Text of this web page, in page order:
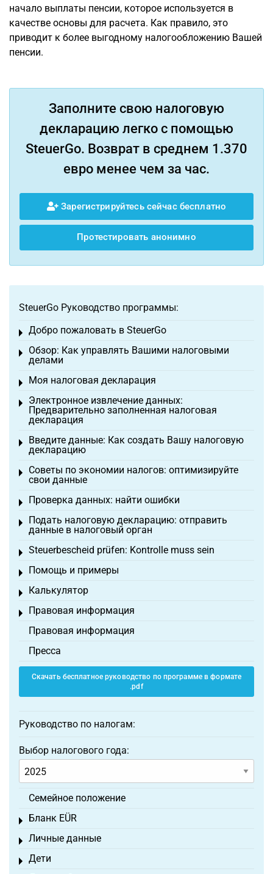
начало выплаты пенсии, которое используется в
качестве основы для расчета. Как правило, это
приводит к более выгодному налогообложению Вашей
пенсии.
Заполните свою налоговую
декларацию легко с помощью
SteuerGo. Возврат в среднем 1.370
евро менее чем за час.
Зарегистрируйтесь сейчас бесплатно
Протестировать анонимно
SteuerGo Руководство программы:
Добро пожаловать в SteuerGo
Toggle menu
Обзор: Как управлять Вашими налоговыми
делами
Toggle menu
Моя налоговая декларация
Toggle menu
Электронное извлечение данных:
Предварительно заполненная налоговая
декларация
Toggle menu
Введите данные: Как создать Вашу налоговую
декларацию
Toggle menu
Советы по экономии налогов: оптимизируйте
свои данные
Toggle menu
Проверка данных: найти ошибки
Toggle menu
Подать налоговую декларацию: отправить
данные в налоговый орган
Toggle menu
Steuerbescheid prüfen: Kontrolle muss sein
Toggle menu
Помощь и примеры
Toggle menu
Калькулятор
Toggle menu
Правовая информация
Toggle menu
Правовая информация
Пресса
Скачать бесплатное руководство по программе в формате
.pdf
Руководство по налогам:
Выбор налогового года:
Семейное положение
Бланк EÜR
Toggle menu
Личные данные
Toggle menu
Дети
Toggle menu